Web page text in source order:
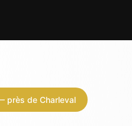
près de Charleval